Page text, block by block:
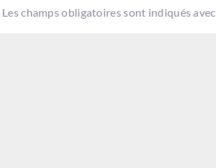
Les champs obligatoires sont indiqués avec